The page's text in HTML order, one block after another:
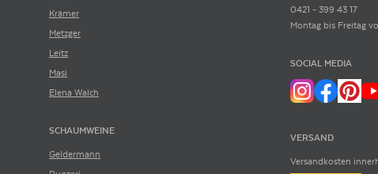
Krämer
Metzger
Leitz
Masi
Elena Walch
SCHAUMWEINE
Geldermann
0421 - 399 43 17
Montag bis Freitag
SOCIAL MEDIA
VERSAND
Versandkosten